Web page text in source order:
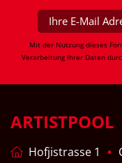
Mit der Nutzung dieses
Verarbeitung Ihrer Daten
ARTISTPOOL
Hofjistrasse 1